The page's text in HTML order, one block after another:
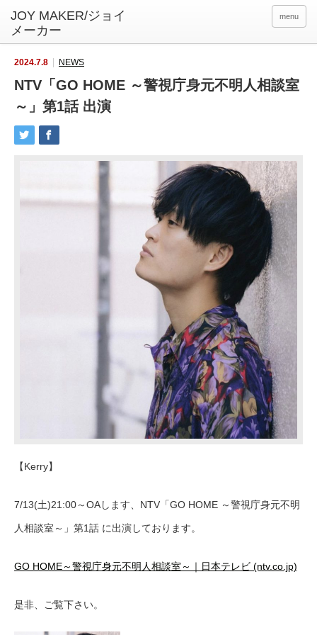
menu
2024.7.8 NEWS
NTV「GO HOME ～警視庁身元不明人相談室
～」第1話 出演
【Kerry】
7/13(土)21:00～OAします、NTV「GO HOME ～警視庁身元不明
人相談室～」第1話 に出演しております。
GO HOME～警視庁身元不明人相談室～｜日本テレビ (ntv.co.jp)
是非、ご覧下さい。